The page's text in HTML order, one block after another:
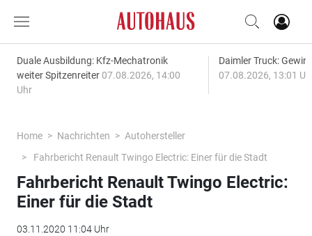
Duale Ausbildung: Kfz-Mechatronik
weiter Spitzenreiter 07.08.2026, 14:00
Uhr
Daimler Truck:
07.08.2026, 13:01
Home Nachrichten
Autohersteller
Fahrbericht Renault Twingo Electric: Einer für die Stadt
Fahrbericht Renault Twingo Electric:
Einer für die Stadt
03.11.2020 11:04 Uhr